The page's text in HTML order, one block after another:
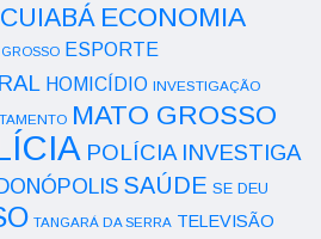
CUIABÁ ECONOMIA
ESPORTE
HOMICÍDIO INVESTIGAÇÃO
MATO GROSSO
POLÍCIA INVESTIGA
SAÚDE SE DEU
TANGARÁ DA SERRA TELEVISÃO